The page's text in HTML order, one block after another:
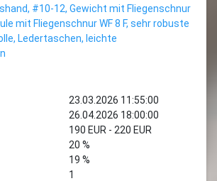
#10-12, Gewicht mit Fliegenschnur
mit Fliegenschnur WF 8 F, sehr robuste
Ledertaschen, leichte
23.03.2026 11:55:00
26.04.2026 18:00:00
190 EUR - 220 EUR
20 %
19 %
1